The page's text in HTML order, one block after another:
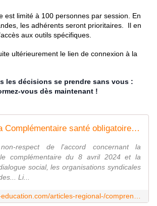
est limité à 100 personnes par session. En
les adhérents seront prioritaires. Il en
aux outils spécifiques.
ultérieurement le lien de connexion à la
les décisions se prendre sans vous :
vous dès maintenant !
Comprendre la Complémentaire santé obligatoire et la prévoyance - UNSA‑Education.com
respect de l'accord concernant la
complémentaire du 8 avril 2024 et la
social, les organisations syndicales
Li...
https://www.unsa-education.com/articles-regional-/comprendre-la-complementaire-sante-obligatoire-et-la-prevoyance/